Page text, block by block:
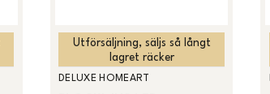
Utförsäljning, säljs så långt
lagret räcker
DELUXE HOMEART